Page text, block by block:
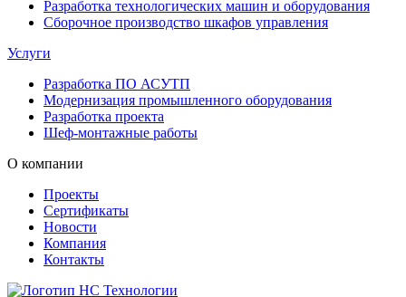
Разработка технологических машин и оборудования
Сборочное производство шкафов управления
Услуги
Разработка ПО АСУТП
Модернизация промышленного оборудования
Разработка проекта
Шеф-монтажные работы
О компании
Проекты
Сертификаты
Новости
Компания
Контакты